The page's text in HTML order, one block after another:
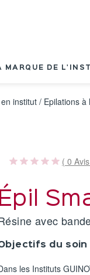
MARQUE DE
institut/ Epilations à
( 0
Épil
avec
du soin
les Instituts